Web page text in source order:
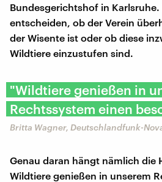
Bundesgerichtshof in Karlsruhe.
entscheiden, ob der Verein
der Wisente ist oder ob diese
Wildtiere einzustufen sind.
"Wildtiere genießen in
Rechtssystem einen
Britta Wagner, Deutschlandfunk-
Genau daran hängt nämlich die
Wildtiere genießen in unserem